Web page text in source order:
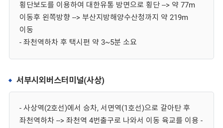
횡단보도를 이용하여 대한유통 방면으로 횡단 --> 약 77m
이동후 왼쪽방향 --> 부산지방해양수산청까지 약 219m
이동
- 좌천역하차 후 택시편 약 3~5분 소요
서부시외버스터미널(사상)
- 사상역(2호선)에서 승차, 서면역(1호선)으로 갈아탄 후
좌천역하차 --> 좌천역 4번출구로 나와서 이동 육교를 이용 -